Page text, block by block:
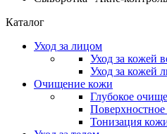
Каталог
Уход за лицом
Уход за кожей
Уход за кожей
Очищение кожи
Глубокое
Тонизация